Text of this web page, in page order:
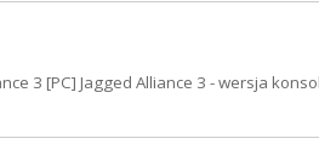
3 [PC] Jagged Alliance 3 - wersja